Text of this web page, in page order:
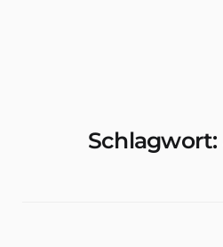
Schlagwort: